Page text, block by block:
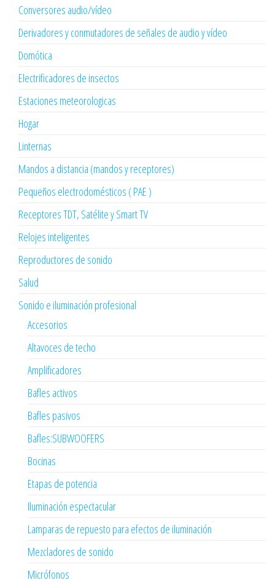
Conversores audio/vídeo
Derivadores y conmutadores de señales de audio y vídeo
Domótica
Electrificadores de insectos
Estaciones meteorologicas
Hogar
Linternas
Mandos a distancia (mandos y receptores)
Pequeños electrodomésticos ( PAE )
Receptores TDT, Satélite y Smart TV
Relojes inteligentes
Reproductores de sonido
Salud
Sonido e iluminación profesional
Accesorios
Altavoces de techo
Amplificadores
Bafles activos
Bafles pasivos
Bafles:SUBWOOFERS
Bocinas
Etapas de potencia
Iluminación espectacular
Lamparas de repuesto para efectos de iluminación
Mezcladores de sonido
Micrófonos